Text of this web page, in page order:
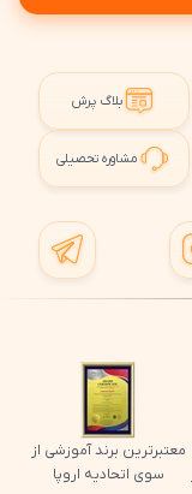
بلاگ پرش
مشاوره تحصیلی
معتبرترین برند آموزشی از
سوی اتحادیه اروپا